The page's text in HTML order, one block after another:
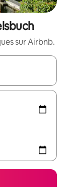
sur Airbnb.
les en utilisant